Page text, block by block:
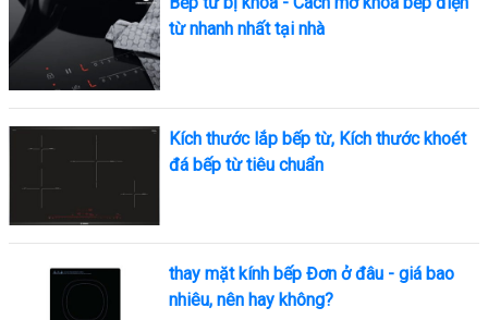
từ nhanh nhất tại nhà
Kích thước lắp bếp từ, Kích thước khoét
đá bếp từ tiêu chuẩn
thay mặt kính bếp Đơn ở đâu - giá bao
nhiêu, nên hay không?